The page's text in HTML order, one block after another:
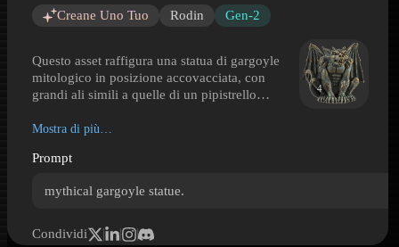
Creane Uno Tuo Rodin Gen-2
Questo asset raffigura una statua di gargoyle
mitologico in posizione accovacciata, con
grandi ali simili a quelle di un pipistrello
orecchie appuntite, denti affilati e una coda
invecchiata o il metallo scuro, conferendo al
architettonico gotico o di una scultura fantasy
postura curva e l’espressione feroce creano una
Mostra di più…
4
Prompt
mythical gargoyle statue.
Condividi